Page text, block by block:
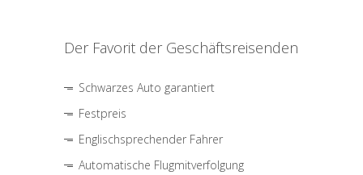
Der Favorit der Geschäftsreisenden
Schwarzes Auto garantiert
Festpreis
Englischsprechender Fahrer
Automatische Flugmitverfolgung